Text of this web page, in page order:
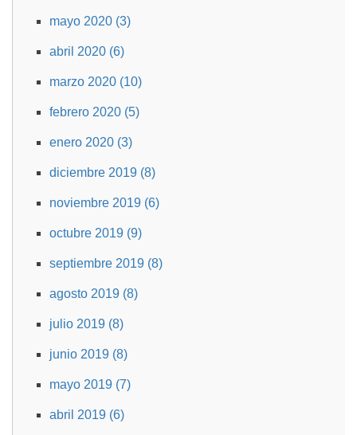
mayo 2020 (3)
abril 2020 (6)
marzo 2020 (10)
febrero 2020 (5)
enero 2020 (3)
diciembre 2019 (8)
noviembre 2019 (6)
octubre 2019 (9)
septiembre 2019 (8)
agosto 2019 (8)
julio 2019 (8)
junio 2019 (8)
mayo 2019 (7)
abril 2019 (6)